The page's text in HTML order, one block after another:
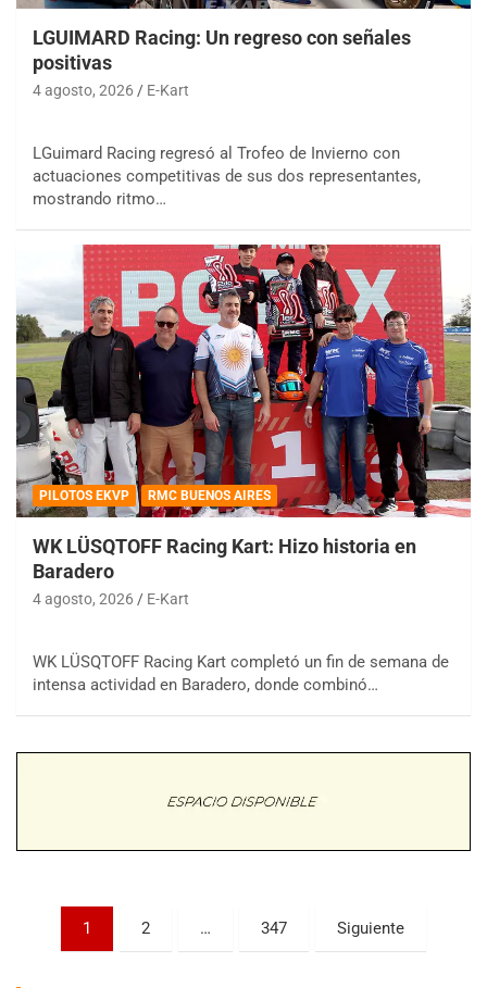
LGUIMARD Racing: Un regreso con señales
positivas
4 agosto, 2026 E-Kart
LGuimard Racing regresó al Trofeo de Invierno con
actuaciones competitivas de sus dos representantes,
mostrando ritmo…
PILOTOS EKVP RMC BUENOS AIRES
WK LÜSQTOFF Racing Kart: Hizo historia en
Baradero
4 agosto, 2026 E-Kart
WK LÜSQTOFF Racing Kart completó un fin de semana de
intensa actividad en Baradero, donde combinó…
Paginación
1 2 … 347 Siguiente
COBERTURA ESPECIAL DE E-KART.COM.AR
08/09-AGO
Trenque Lauquen (Buenos Aires)
Villaguay (Entre Ríos)